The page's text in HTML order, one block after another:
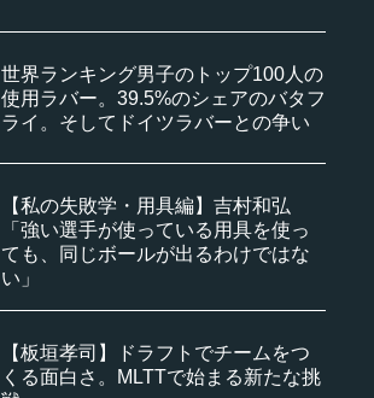
世界ランキング男子のトップ100人の
使用ラバー。39.5%のシェアのバタフ
ライ。そしてドイツラバーとの争い
【私の失敗学・用具編】吉村和弘
「強い選手が使っている用具を使っ
ても、同じボールが出るわけではな
い」
【板垣孝司】ドラフトでチームをつ
くる面白さ。MLTTで始まる新たな挑